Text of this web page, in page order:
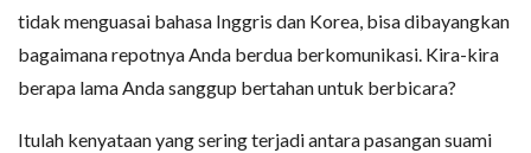
tidak menguasai bahasa Inggris dan Korea, bisa dibayangkan
bagaimana repotnya Anda berdua berkomunikasi. Kira-kira
berapa lama Anda sanggup bertahan untuk berbicara?
Itulah kenyataan yang sering terjadi antara pasangan suami